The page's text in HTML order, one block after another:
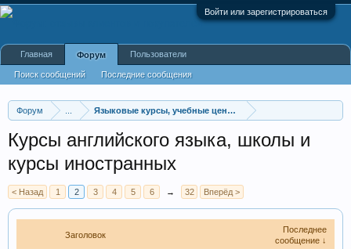
Войти или зарегистрироваться
Форум Языковые курсы, учебные центры
Курсы английского языка, школы и
курсы иностранных
< Назад 1 2 3 4 5 6 → 32 Вперёд >
Заголовок
Последнее
сообщение ↓
Главная Форум
Поиск сообщений Последние сообщения
Пользователи